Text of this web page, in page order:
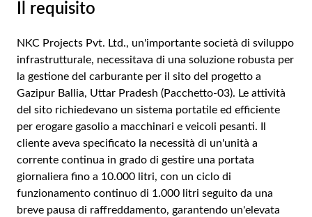
Il requisito
NKC Projects Pvt. Ltd., un'importante società di sviluppo
infrastrutturale, necessitava di una soluzione robusta per
la gestione del carburante per il sito del progetto a
Gazipur Ballia, Uttar Pradesh (Pacchetto-03). Le attività
del sito richiedevano un sistema portatile ed efficiente
per erogare gasolio a macchinari e veicoli pesanti. Il
cliente aveva specificato la necessità di un'unità a
corrente continua in grado di gestire una portata
giornaliera fino a 10.000 litri, con un ciclo di
funzionamento continuo di 1.000 litri seguito da una
breve pausa di raffreddamento, garantendo un'elevata